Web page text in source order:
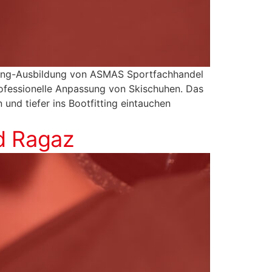
Ausbildung von ASMAS Sportfachhandel
Anpassung von Skischuhen. Das
und tiefer ins Bootfitting eintauchen
Ragaz